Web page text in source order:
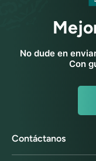
No dude en
Con
Contáctanos